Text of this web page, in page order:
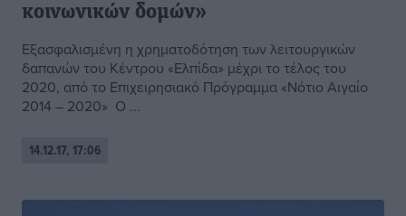
κοινωνικών δομών»
Εξασφαλισμένη η χρηματοδότηση των λειτουργικών
δαπανών του Κέντρου «Ελπίδα» μέχρι το τέλος του
2020, από το Επιχειρησιακό Πρόγραμμα «Νότιο Αιγαίο
2014 – 2020» Ο ...
14.12.17, 17:06